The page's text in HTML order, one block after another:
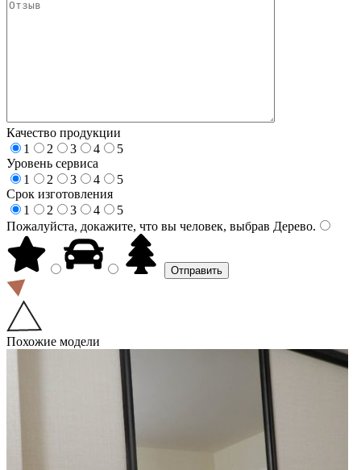
Качество продукции
1
2 3 4
5
Уровень сервиса
1
2 3 4
5
Срок изготовления
1
2 3 4
5
Пожалуйста, докажите, что вы человек, выбрав Дерево.
Похожие модели